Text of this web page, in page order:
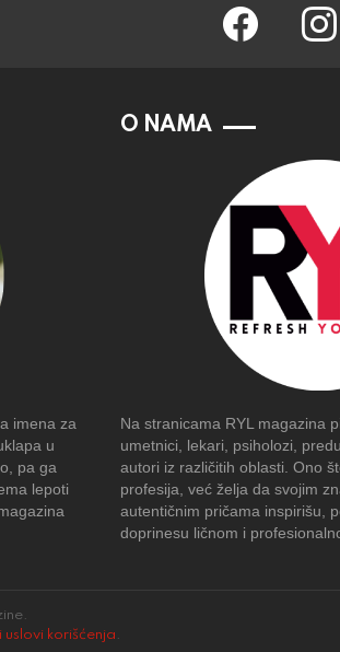
facebook
imena za
u
pa ga
lepoti
O NAMA
Na stranicama RYL magazina
umetnici, lekari, psiholozi,
autori iz različitih oblasti. Ono
profesija, već želja da svojim
autentičnim pričama inspirišu,
doprinesu ličnom i
uslovi korišćenja .